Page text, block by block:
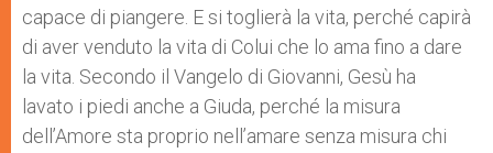
capace di piangere. E si toglierà la vita, perché capirà
di aver venduto la vita di Colui che lo ama fino a dare
la vita. Secondo il Vangelo di Giovanni, Gesù ha
lavato i piedi anche a Giuda, perché la misura
dell’Amore sta proprio nell’amare senza misura chi